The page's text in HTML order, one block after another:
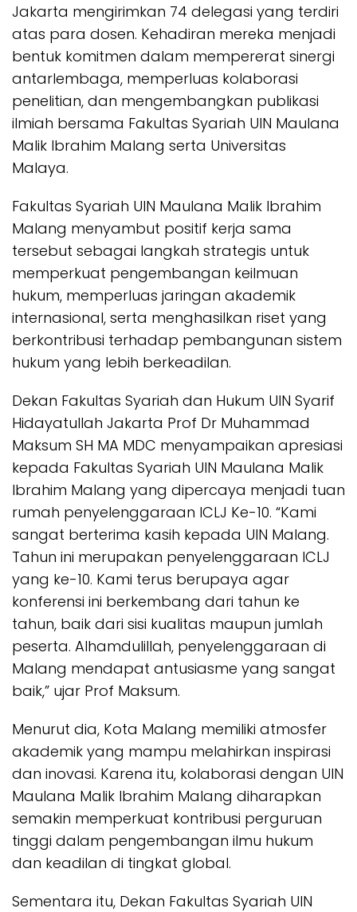
Jakarta mengirimkan 74 delegasi yang terdiri
atas para dosen. Kehadiran mereka menjadi
bentuk komitmen dalam mempererat sinergi
antarlembaga, memperluas kolaborasi
penelitian, dan mengembangkan publikasi
ilmiah bersama Fakultas Syariah UIN Maulana
Malik Ibrahim Malang serta Universitas
Malaya.
Fakultas Syariah UIN Maulana Malik Ibrahim
Malang menyambut positif kerja sama
tersebut sebagai langkah strategis untuk
memperkuat pengembangan keilmuan
hukum, memperluas jaringan akademik
internasional, serta menghasilkan riset yang
berkontribusi terhadap pembangunan sistem
hukum yang lebih berkeadilan.
Dekan Fakultas Syariah dan Hukum UIN Syarif
Hidayatullah Jakarta Prof Dr Muhammad
Maksum SH MA MDC menyampaikan apresiasi
kepada Fakultas Syariah UIN Maulana Malik
Ibrahim Malang yang dipercaya menjadi tuan
rumah penyelenggaraan ICLJ Ke-10. “Kami
sangat berterima kasih kepada UIN Malang.
Tahun ini merupakan penyelenggaraan ICLJ
yang ke-10. Kami terus berupaya agar
konferensi ini berkembang dari tahun ke
tahun, baik dari sisi kualitas maupun jumlah
peserta. Alhamdulillah, penyelenggaraan di
Malang mendapat antusiasme yang sangat
baik,” ujar Prof Maksum.
Menurut dia, Kota Malang memiliki atmosfer
akademik yang mampu melahirkan inspirasi
dan inovasi. Karena itu, kolaborasi dengan UIN
Maulana Malik Ibrahim Malang diharapkan
semakin memperkuat kontribusi perguruan
tinggi dalam pengembangan ilmu hukum
dan keadilan di tingkat global.
Sementara itu, Dekan Fakultas Syariah UIN